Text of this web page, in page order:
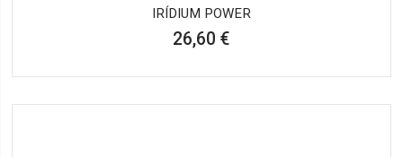
IRÍDIUM POWER
26,60 €